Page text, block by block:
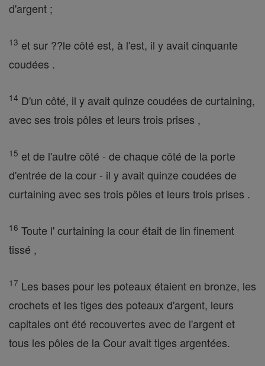
d'argent ;
13 et sur ??le côté est, à l'est, il y avait cinquante
coudées .
14 D'un côté, il y avait quinze coudées de curtaining,
avec ses trois pôles et leurs trois prises ,
15 et de l'autre côté - de chaque côté de la porte
d'entrée de la cour - il y avait quinze coudées de
curtaining avec ses trois pôles et leurs trois prises .
16 Toute l' curtaining la cour était de lin finement
tissé ,
17 Les bases pour les poteaux étaient en bronze, les
crochets et les tiges des poteaux d'argent, leurs
capitales ont été recouvertes avec de l'argent et
tous les pôles de la Cour avait tiges argentées.